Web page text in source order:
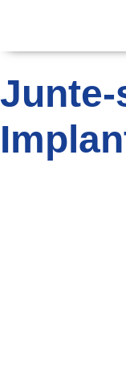
Junte-